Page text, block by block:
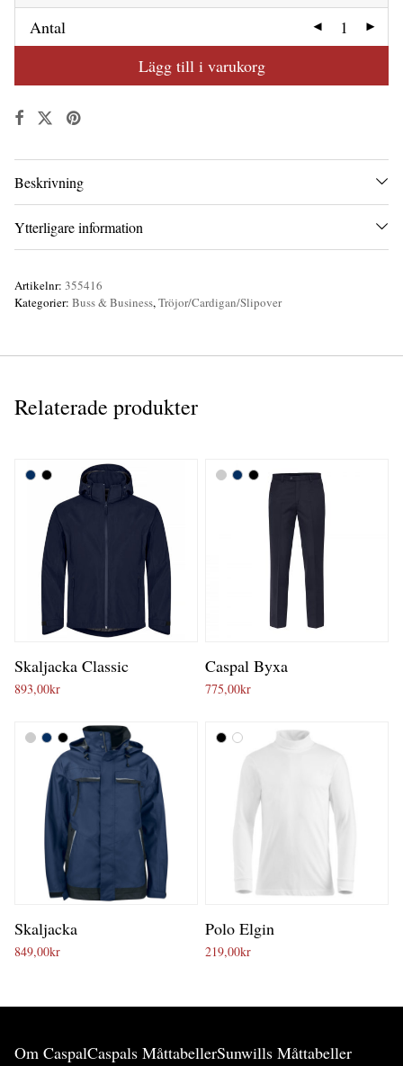
Antal
Lägg till i varukorg
Beskrivning
Ytterligare information
Artikelnr: 355416
Kategorier: Buss & Business,Tröjor/Cardigan/Slipover
Relaterade produkter
Skaljacka Classic
893,00kr
Caspal Byxa
775,00kr
Skaljacka
849,00kr
Polo Elgin
219,00kr
Om CaspalCaspals MåttabellerSunwills Måttabeller